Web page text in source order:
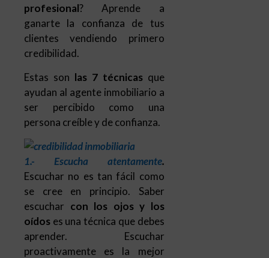
profesional? Aprende a
ganarte la confianza de tus
clientes vendiendo primero
credibilidad.
Estas son las 7 técnicasque
ayudan al agente inmobiliario a
ser percibido como una
persona creíble y de confianza.
1.- Escucha atentamente.
Escuchar no es tan fácil como
se cree en principio. Saber
escuchar con los ojos y los
oídos es una técnica que debes
aprender. Escuchar
proactivamente es la mejor